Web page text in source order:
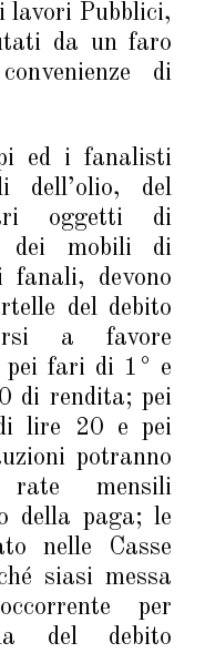
lavori Pubblici,
da un faro
di
ed i fanalisti
dell’olio, del
oggetti di
dei mobili di
fanali, devono
del debito
a favore
pei fari di 1° e
di rendita; pei
lire 20 e pei
potranno
mensili
della paga; le
nelle Casse
siasi messa
per
del debito